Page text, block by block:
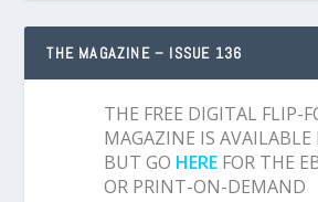
THE MAGAZINE – ISSUE 136
THE FREE DIGITAL FLIP-
MAGAZINE IS AVAILABLE
BUT GO HERE FOR THE
OR PRINT-ON-DEMAND